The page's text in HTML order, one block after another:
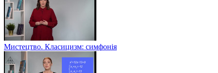
Мистецтво. Класицизм: симфонія